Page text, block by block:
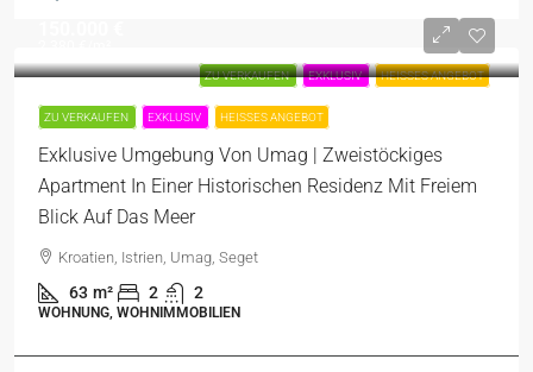
ZU VERKAUFEN EXKLUSIV HEISSES ANGEBOT
ZU VERKAUFEN EXKLUSIV HEISSES ANGEBOT
Exklusive Umgebung Von Umag | Zweistöckiges
Apartment In Einer Historischen Residenz Mit Freiem
Blick Auf Das Meer
Kroatien, Istrien, Umag, Seget
63 m² 2 2
WOHNUNG, WOHNIMMOBILIEN